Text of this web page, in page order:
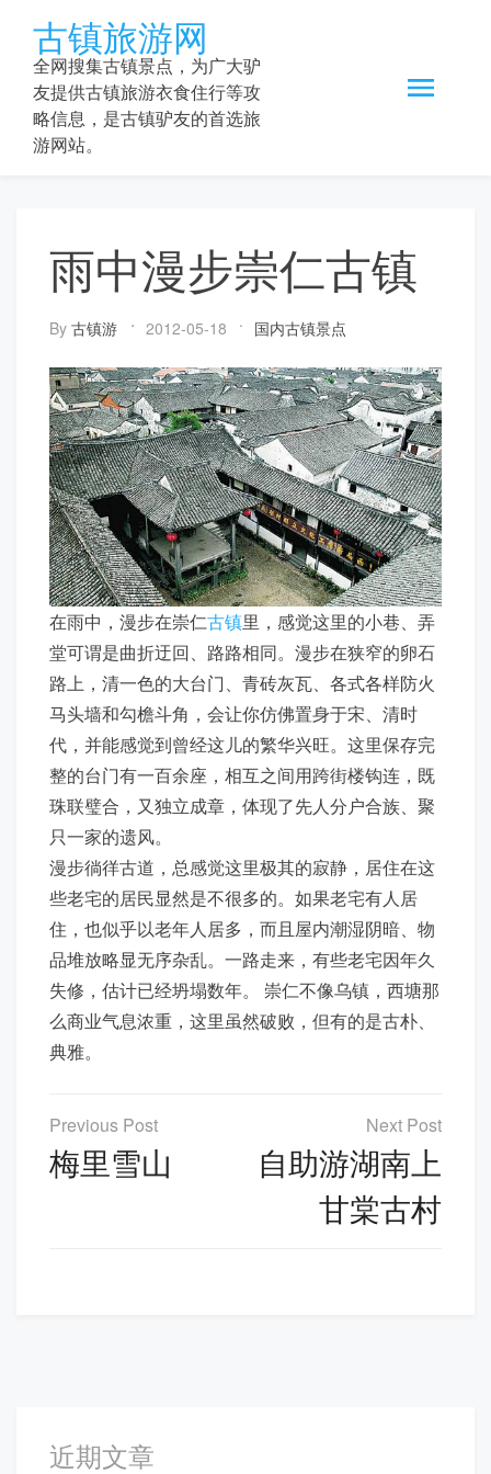
content
古镇旅游网
全网搜集古镇景点，为广大驴
友提供古镇旅游衣食住行等攻
略信息，是古镇驴友的首选旅
游网站。
雨中漫步崇仁古镇
By 古镇游 2012-05-18 国内古镇景点
在雨中，漫步在崇仁古镇里，感觉这里的小巷、弄
堂可谓是曲折迂回、路路相同。漫步在狭窄的卵石
路上，清一色的大台门、青砖灰瓦、各式各样防火
马头墙和勾檐斗角，会让你仿佛置身于宋、清时
代，并能感觉到曾经这儿的繁华兴旺。这里保存完
整的台门有一百余座，相互之间用跨街楼钩连，既
珠联璧合，又独立成章，体现了先人分户合族、聚
只一家的遗风。
漫步徜徉古道，总感觉这里极其的寂静，居住在这
些老宅的居民显然是不很多的。如果老宅有人居
住，也似乎以老年人居多，而且屋内潮湿阴暗、物
品堆放略显无序杂乱。一路走来，有些老宅因年久
失修，估计已经坍塌数年。 崇仁不像乌镇，西塘那
么商业气息浓重，这里虽然破败，但有的是古朴、
典雅。
文
章
导
梅里雪山
自助游湖南上
甘棠古村
近期文章